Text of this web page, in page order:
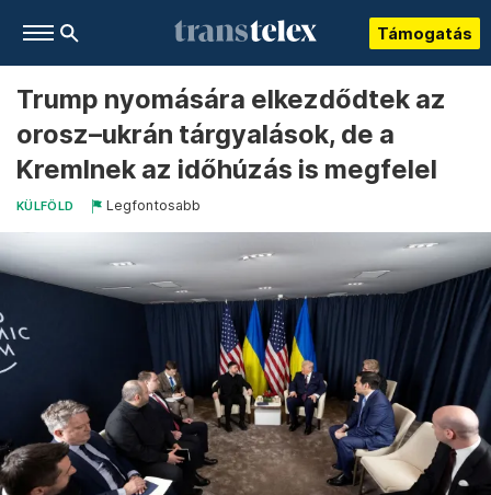
Támogatás
Trump nyomására elkezdődtek az
orosz–ukrán tárgyalások, de a
Kremlnek az időhúzás is megfelel
KÜLFÖLD Legfontosabb